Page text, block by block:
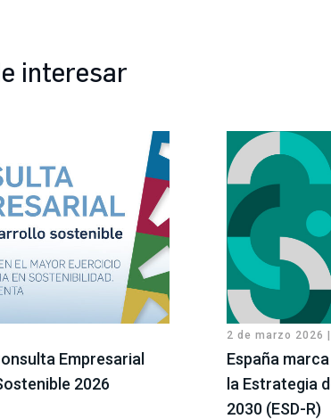
interesar
Empresarial
2026
2 de marzo 2026 |
España
la Estrategia
2030 (ESD-R)